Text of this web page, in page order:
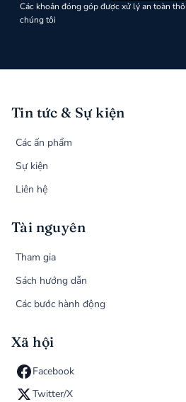
Các khoản đóng góp được xử lý an toàn
chúng tôi
Tin tức & Sự kiện
Các ấn phẩm
Sự kiện
Liên hệ
Tài nguyên
Tham gia
Sách hướng dẫn
Các bước hành động
Xã hội
Facebook
Twitter/X